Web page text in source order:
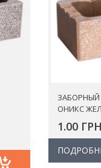
ОНИКС
1.00 ГРН